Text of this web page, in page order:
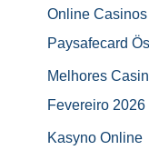
Online
Paysafecard
Melhores
Fevereiro 2026
Kasyno Online